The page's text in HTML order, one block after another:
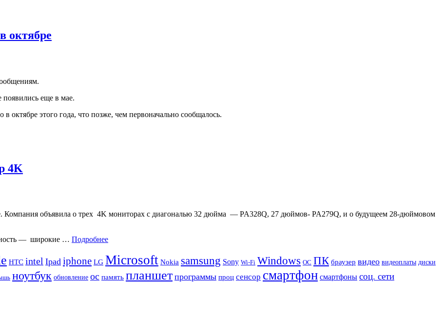
октябре
появились еще в мае.
октябре этого года, что позже, чем первоначально сообщалось.
4K
Компания объявила о трех 4K мониторах с диагональю 32 дюйма — PA328Q, 27 дюймов- PA279Q, и о будущеем 28-дюймовом
— широкие … Подробнее
HTC intel Ipad iphone LG Microsoft Nokia samsung Sony Wi-Fi Windows ОС ПК браузер видео видеоплаты диски
ноутбук обновление ос память планшет программы проц сенсор смартфон смартфоны соц. сети